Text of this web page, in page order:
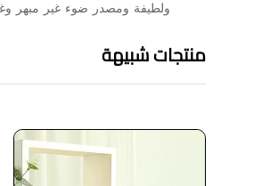
ولطيفة ومصدر ضوء غير مبهر
منتجات شبيهة